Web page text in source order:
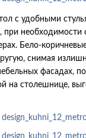
с удобными
при необходимости
Бело-
снимая
фасадах,
на столешнице,